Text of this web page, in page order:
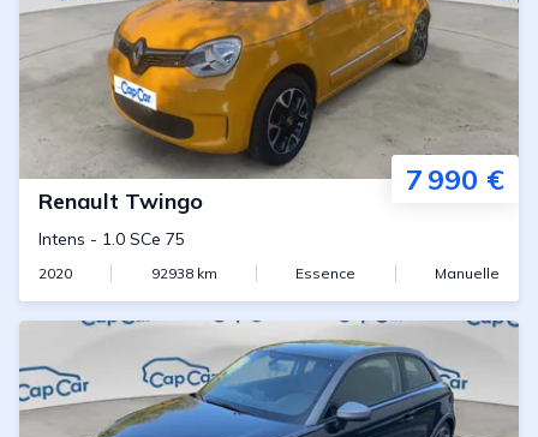
7 990 €
Renault Twingo
Intens - 1.0 SCe 75
2020 92938km Essence Manuelle